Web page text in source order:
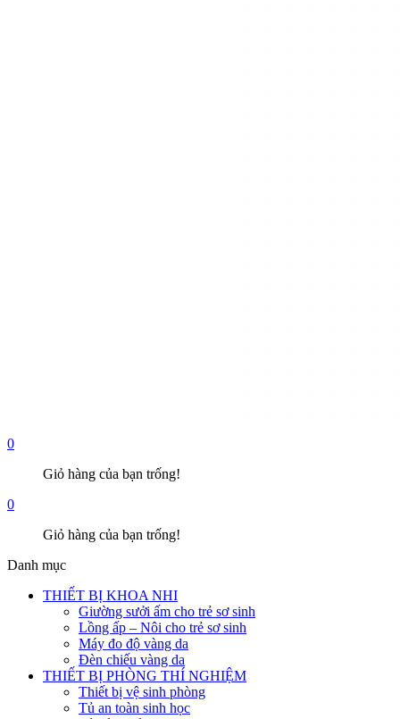
0
Giỏ hàng của bạn trống!
0
Giỏ hàng của bạn trống!
Danh mục
THIẾT BỊ KHOA NHI
Giường sưởi ấm cho trẻ sơ sinh
Lồng ấp – Nôi cho trẻ sơ sinh
Máy đo độ vàng da
Đèn chiếu vàng da
THIẾT BỊ PHÒNG THÍ NGHIỆM
Thiết bị vệ sinh phòng
Tủ an toàn sinh học